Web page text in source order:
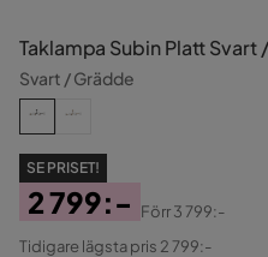
Taklampa Subin Platt Svart
Svart / Grädde
SE PRISET!
Pris
2 799:-
Original
Förr3 799:-
Tidigare lägsta pris 2 799:-